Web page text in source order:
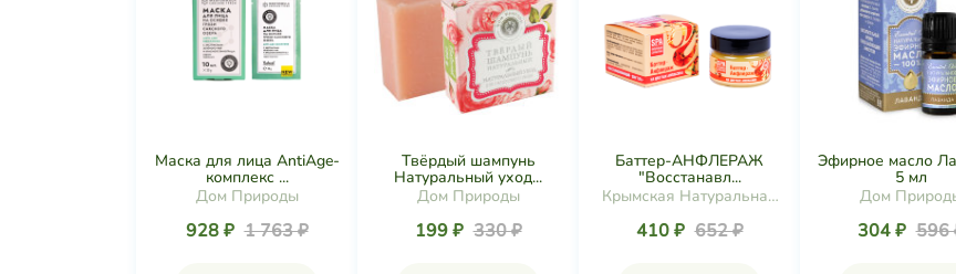
Маска для лица AntiAge-
комплекс ...
Дом Природы
928 ₽ 1 763 ₽
Твёрдый шампунь
Натуральный уход...
Дом Природы
199 ₽ 330 ₽
Баттер-АНФЛЕРАЖ
"Восстанавл...
Крымская Натуральная
410 ₽ 652 ₽
Эфирное масло
5 мл
Дом
304 ₽ 596